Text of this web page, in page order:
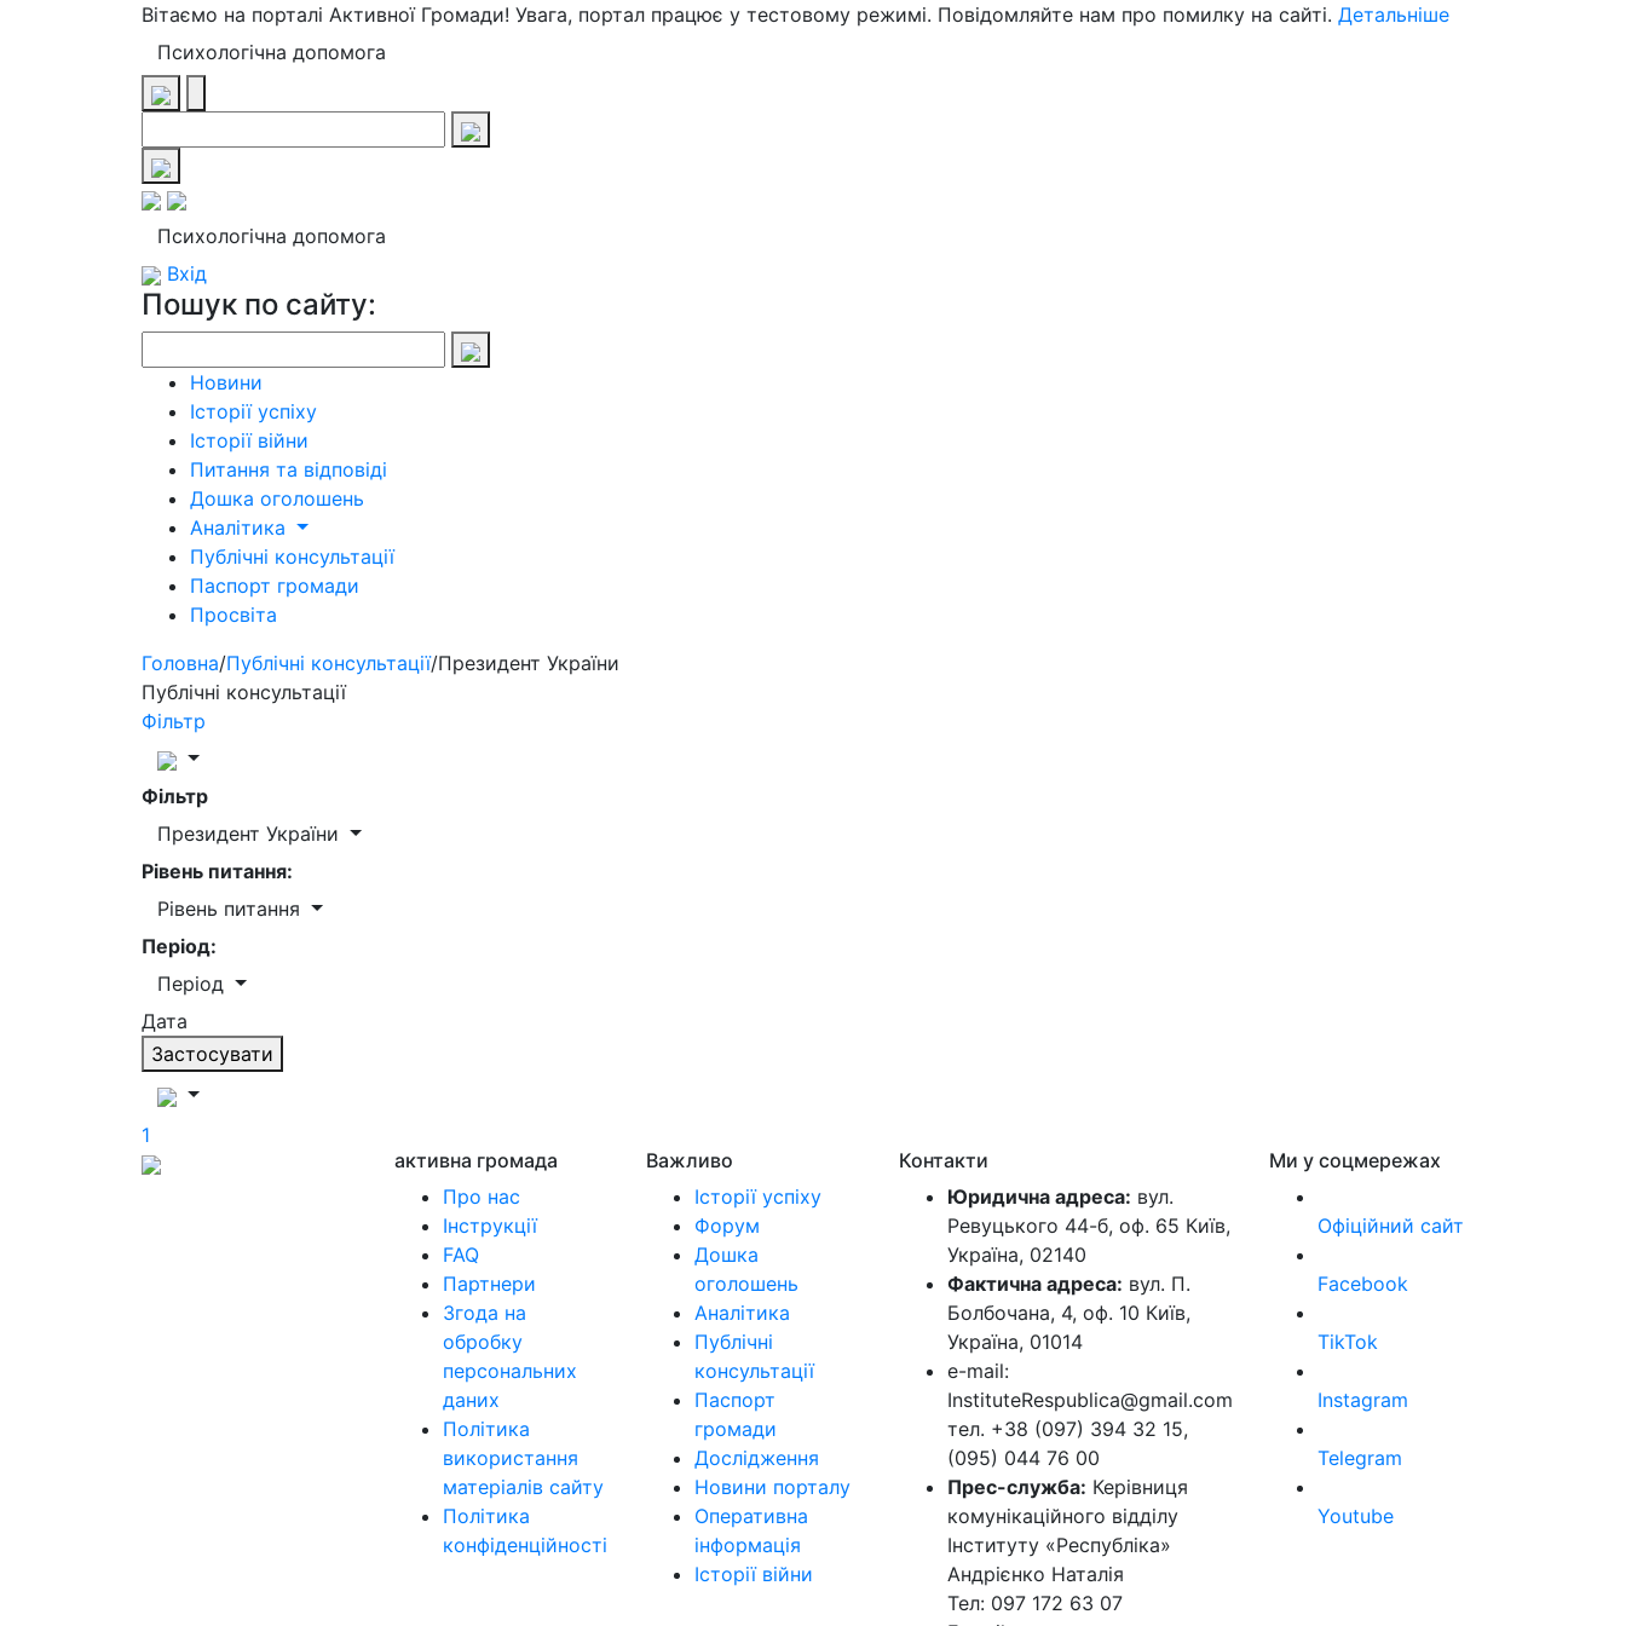
Вітаємо на порталі Активної Громади! Увага, портал працює у тестовому режимі. Повідомляйте нам про помилку на сайті. Детальніше
Психологічна допомога
Психологічна допомога
Вхід
Пошук по сайту:
Новини
Історії успіху
Історії війни
Питання та відповіді
Дошка оголошень
Аналітика
Публічні консультації
Паспорт громади
Просвіта
Головна/Публічні консультації/Президент України
Публічні консультації
Фільтр
Фільтр
Президент України
Рівень питання:
Рівень питання
Період:
Період
Дата
Застосувати
1
активна громада
Про нас
Інструкції
FAQ
Партнери
Згода на
обробку
персональних
даних
Політика
використання
матеріалів сайту
Політика
конфіденційності
Важливо
Історії успіху
Форум
Дошка
оголошень
Аналітика
Публічні
консультації
Паспорт
громади
Дослідження
Новини порталу
Оперативна
інформація
Історії війни
Контакти
Юридична адреса: вул.
Ревуцького 44-б, оф. 65 Київ,
Україна, 02140
Фактична адреса: вул. П.
Болбочана, 4, оф. 10 Київ,
Україна, 01014
e-mail:
InstituteRespublica@gmail.com
тел. +38 (097) 394 32 15,
(095) 044 76 00
Прес-служба: Керівниця
комунікаційного відділу
Інституту «Республіка»
Андрієнко Наталія
Тел: 097 172 63 07
Ми у соцмережах
Офіційний сайт
Facebook
TikTok
Instagram
Telegram
Youtube